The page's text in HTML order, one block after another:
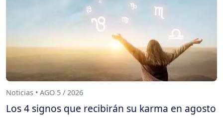
Noticias • AGO 5 / 2026
Los 4 signos que recibirán su karma en agosto